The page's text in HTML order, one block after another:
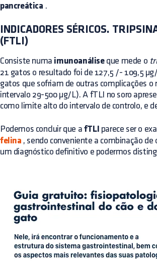
pancreática .
INDICADORES SÉRICOS.
(FTLI)
Consiste numa imunoanáliseque mede o
21 gatos o resultado foi de 127,5 /- 109,5
gatos que sofriam de outras complicações
intervalo 29-500 µg/L). A fTLI no soro
como limite alto do intervalo de controlo, e
Podemos concluir que a fTLI parece ser o
felina , sendo conveniente a combinação
um diagnóstico definitivo e podermos